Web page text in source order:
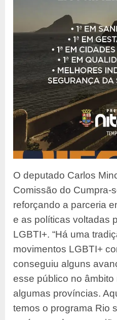
O deputado Carlos
Comissão do Cumpra-
reforçando a parceria
e as políticas voltadas
LGBTI+. “Há uma
movimentos LGBTI+
conseguiu alguns
esse público no âmbito
algumas províncias.
temos o programa Rio